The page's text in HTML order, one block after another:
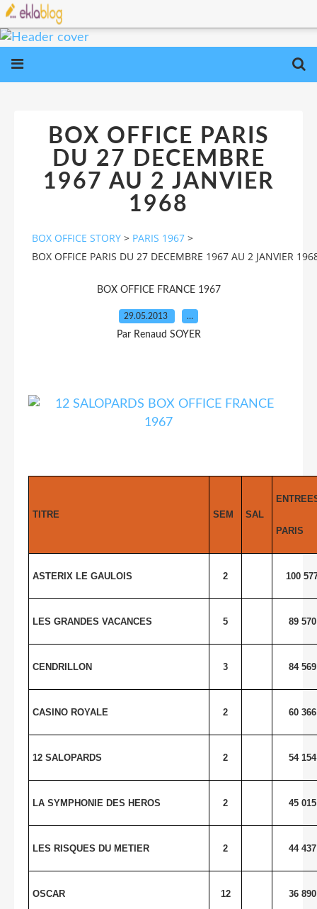
BOX OFFICE PARIS
DU 27 DECEMBRE
1967 AU 2 JANVIER
1968
BOX OFFICE STORY > PARIS 1967 >
BOX OFFICE PARIS DU 27 DECEMBRE 1967 AU 2 JANVIER
BOX OFFICE FRANCE 1967
29.05.2013 …
Par Renaud SOYER
TITRE SEM SAL
PARIS
ASTERIX LE GAULOIS 2 100
LES GRANDES VACANCES 5 89 570
CENDRILLON 3 84 569
CASINO ROYALE 2 60 366
12 SALOPARDS 2 54 154
LA SYMPHONIE DES HEROS 2 45 015
LES RISQUES DU METIER 2 44 437
OSCAR 12 36 890